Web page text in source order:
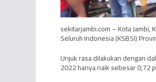
sekitarjambi.com – Kota
Seluruh Indonesia (KSBSI)
Unjuk rasa dilakukan dengan
2022 hanya naik sebesar 0,72